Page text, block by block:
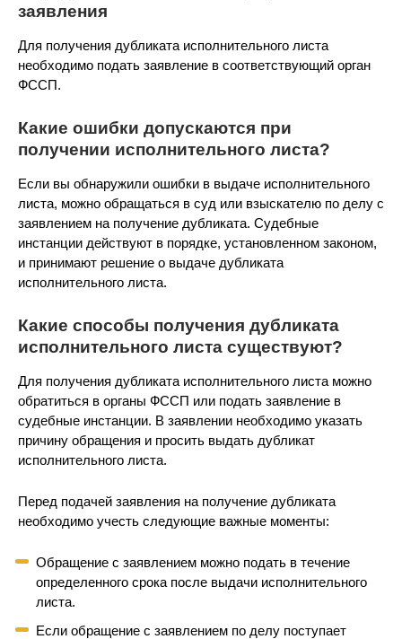
заявления
Для получения дубликата исполнительного листа
необходимо подать заявление в соответствующий орган
ФССП.
Какие ошибки допускаются при
получении исполнительного листа?
Если вы обнаружили ошибки в выдаче исполнительного
листа, можно обращаться в суд или взыскателю по делу с
заявлением на получение дубликата. Судебные
инстанции действуют в порядке, установленном законом,
и принимают решение о выдаче дубликата
исполнительного листа.
Какие способы получения дубликата
исполнительного листа существуют?
Для получения дубликата исполнительного листа можно
обратиться в органы ФССП или подать заявление в
судебные инстанции. В заявлении необходимо указать
причину обращения и просить выдать дубликат
исполнительного листа.
Перед подачей заявления на получение дубликата
необходимо учесть следующие важные моменты:
Обращение с заявлением можно подать в течение
определенного срока после выдачи исполнительного
листа.
Если обращение с заявлением по делу поступает